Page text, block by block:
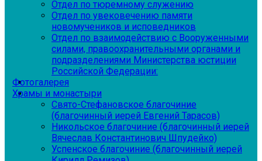
Отдел по тюремному служению
Отдел по увековечению памяти
новомучеников и исповедников
Отдел по взаимодействию с Вооруженными
силами, правоохранительными органами и
подразделениями Министерства юстиции
Российской Федерации:
Фотогалерея
Храмы и монастыри
Свято-Стефановское благочиние
(благочинный иерей Евгений Тарасов)
Никольское благочиние (благочинный иерей
Вячеслав Константинович Шпудейко)
Успенское благочиние (благочинный иерей